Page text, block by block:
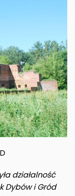
działalność
Dybów i Gród